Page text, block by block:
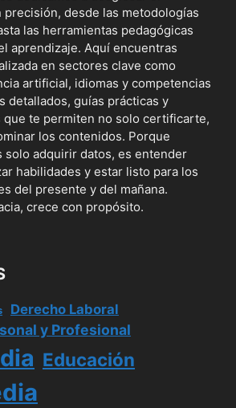
desde las metodologías
las herramientas pedagógicas
aprendizaje. Aquí encuentras
en sectores clave como
artificial, idiomas y competencias
detallados, guías prácticas y
que te permiten no solo certificarte,
los contenidos. Porque
solo adquirir datos, es entender
habilidades y estar listo para los
del presente y del mañana.
crece con propósito.
Derecho Laboral
y Profesional
Educación